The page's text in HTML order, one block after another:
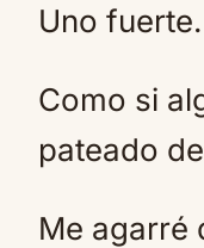
Uno fuerte.
Como si
pateado
Me agarré